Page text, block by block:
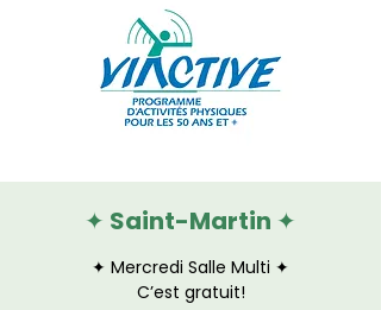
✦ Saint-Martin ✦
✦ Mercredi Salle Multi ✦
C’est gratuit!